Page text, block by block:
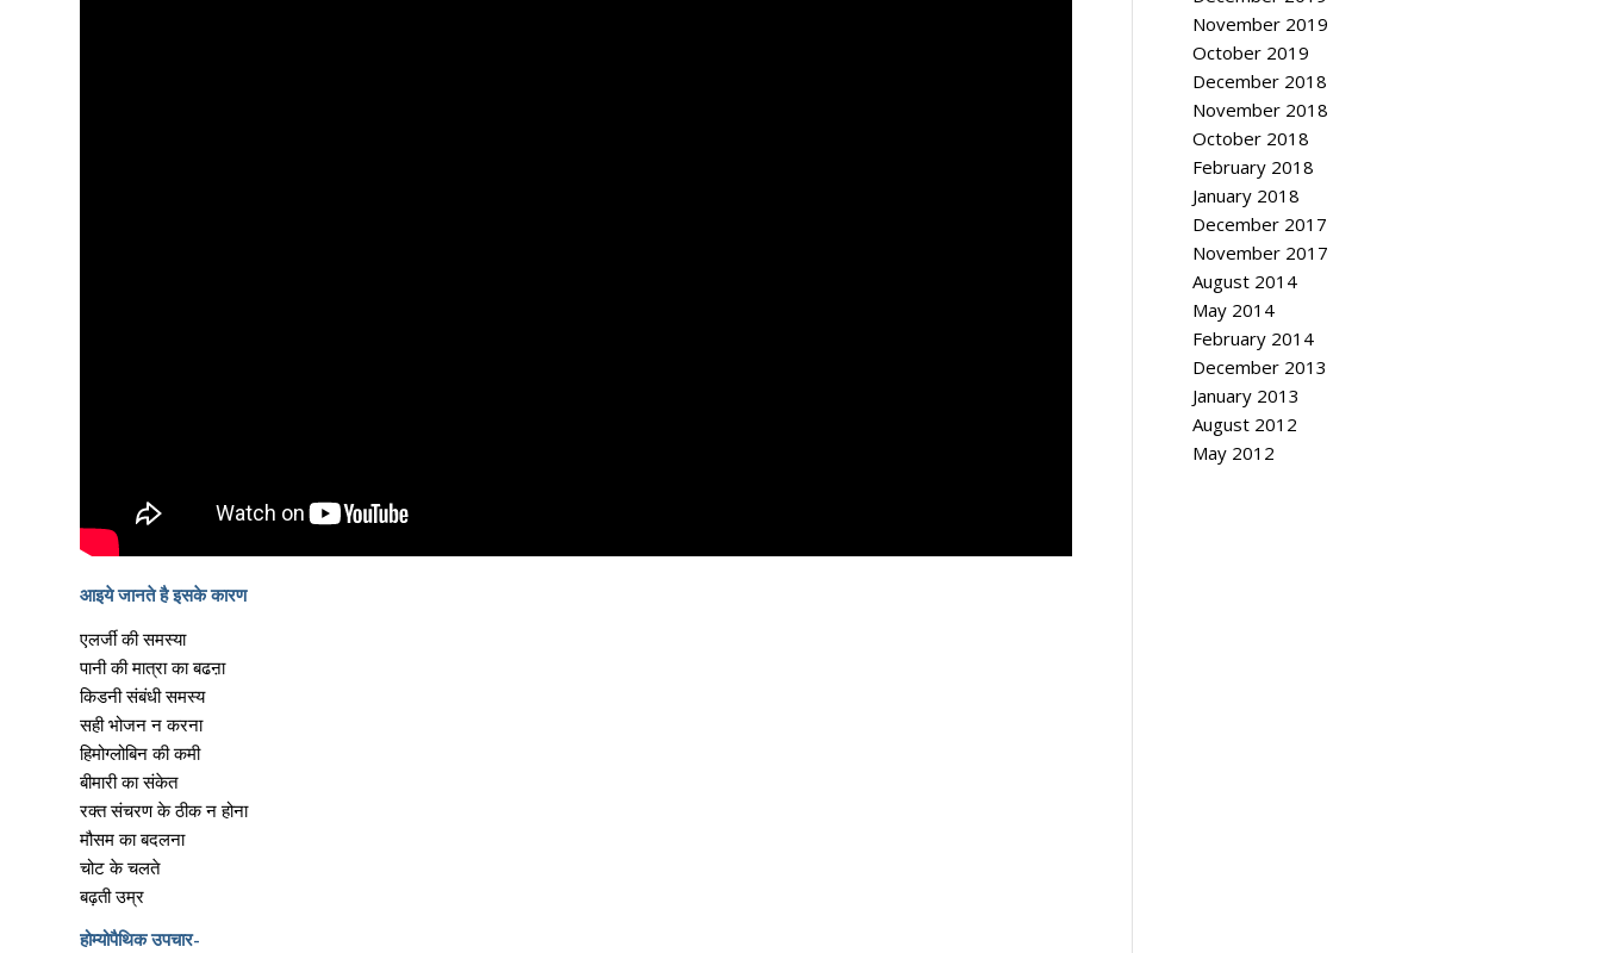
आइये जानते है इसके कारण
एलर्जी की समस्या
पानी की मात्रा का बढऩा
किडनी संबंधी समस्य
सही भोजन न करना
हिमोग्लोबिन की कमी
बीमारी का संकेत
रक्त संचरण के ठीक न होना
मौसम का बदलना
चोट के चलते
बढ़ती उम्र
होम्योपैथिक उपचार-
November 2019
October 2019
December 2018
November 2018
October 2018
February 2018
January 2018
December 2017
November 2017
August 2014
May 2014
February 2014
December 2013
January 2013
August 2012
May 2012